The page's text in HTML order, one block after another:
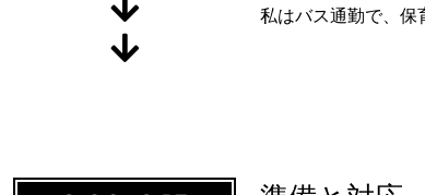
私はバス通勤で、保